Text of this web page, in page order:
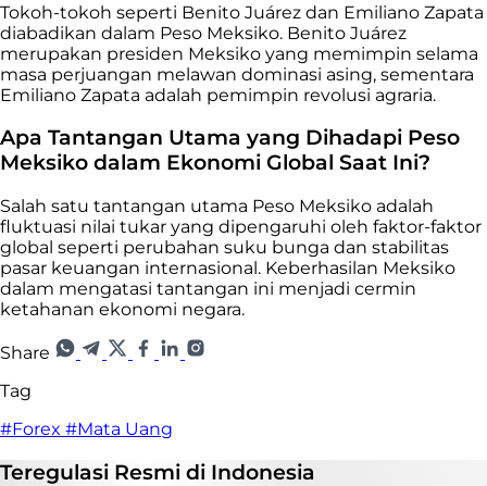
Tokoh-tokoh seperti Benito Juárez dan Emiliano Zapata
diabadikan dalam Peso Meksiko. Benito Juárez
merupakan presiden Meksiko yang memimpin selama
masa perjuangan melawan dominasi asing, sementara
Emiliano Zapata adalah pemimpin revolusi agraria.
Apa Tantangan Utama yang Dihadapi Peso
Meksiko dalam Ekonomi Global Saat Ini?
Salah satu tantangan utama Peso Meksiko adalah
fluktuasi nilai tukar yang dipengaruhi oleh faktor-faktor
global seperti perubahan suku bunga dan stabilitas
pasar keuangan internasional. Keberhasilan Meksiko
dalam mengatasi tantangan ini menjadi cermin
ketahanan ekonomi negara.
Share
Tag
#Forex #Mata Uang
Teregulasi Resmi di Indonesia